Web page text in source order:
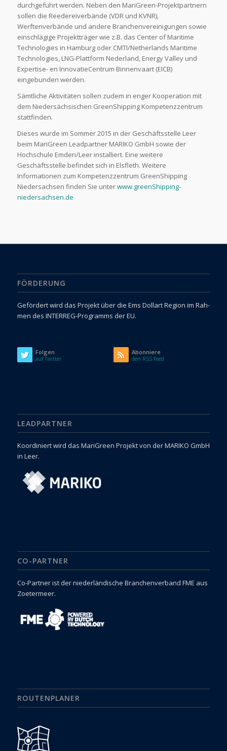
durchgeführt werden. Neben den MariGreen-Projektpartnern
sollen die Reedereiverbände (VDR und KVNR),
Werftenverbände und andere Branchenvereinigungen sowie
einschlägige Projektträger wie z.B. das Center of Maritime
Technologies in Hamburg oder CMTI/Netherlands Maritime
Technologies, LNG-Plattform Nederland, Energy Valley und
Expertise- en InnovatieCentrum Binnenvaart (EICB)
eingebunden werden.
Sämtliche Aktivitäten sollen zudem in enger Kooperation mit
dem Niedersächsischen GreenShipping Kompetenzzentrum
stattfinden.
Dieses wurde im Sommer 2015 in der Geschäftsstelle Leer
beim MariGreen Leadpartner MARIKO GmbH sowie der
Hochschule Emden/Leer installiert. Eine weitere
Geschäftsstelle befindet sich in Elsfleth. Weitere
Informationen zum Kompetenzzentrum GreenShipping
Niedersachsen finden Sie unterwww.greenShipping-
niedersachsen.de
FÖRDERUNG
Gefördert wird das Pro­jekt über die Ems Dol­l­art Region im Rah­
men des INTERREG-Programms der EU.
Folgen
auf Twitter
Abonniere
den RSS Feed
LEADPARTNER
Koordiniert wird das MariGreen Projekt von der MARIKO GmbH
in Leer.
CO-PARTNER
Co-Partner ist der niederländische Branchenverband FME aus
Zoetermeer.
ROUTENPLANER